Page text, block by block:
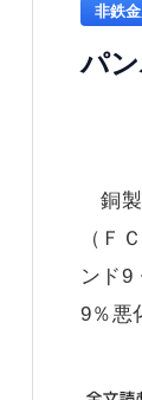
非鉄
パ
銅製
（Ｆ
ンド9
9％悪